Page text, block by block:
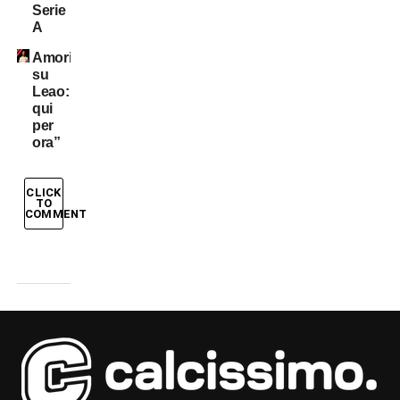
Serie
A
Amorim
su
Leao:”Resta
qui
per
ora”
CLICK
TO
COMMENT